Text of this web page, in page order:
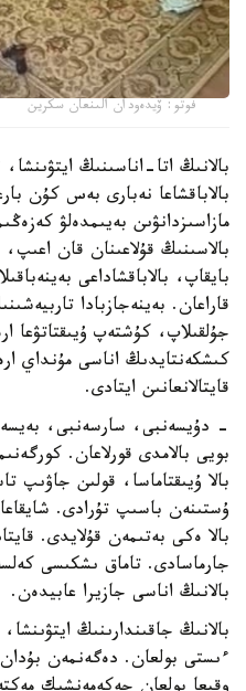
فوتو: ۆيدەودان الىنعان سكرين
بالانىڭ اتا-اناسىنىڭ
بالاباقشاعا نەبارى بەس كۇن
مازاسىزدانۋىن بەيىمدەلۋ
بالاسىنىڭ قۇلاعىنان قان
بايقاپ، بالاباقشاداعى
قاراعان. بەينەجازبادا
جۇلقىلاپ، كۇشتەپ ۇيىقتاتۋعا
كىشكەنتايدىڭ اناسى مۇنداي
قايتالانعانىن ايتادى.
- دۇيسەنبى، سارسەنبى،
بويى بالامدى قورلاعان.
بالا ۇيىقتاماسا، قولىن جاۋىپ
ۇستىنەن باسىپ تۇرادى.
بالا ەكى بەتىمەن قۇلايدى.
جارماسادى. تاماق ىشكىسى
بالانىڭ اناسى جازيرا عابيدەن.
بالانىڭ جاقىندارىنىڭ
ءىستى بولعان. دەگەنمەن بۇدان